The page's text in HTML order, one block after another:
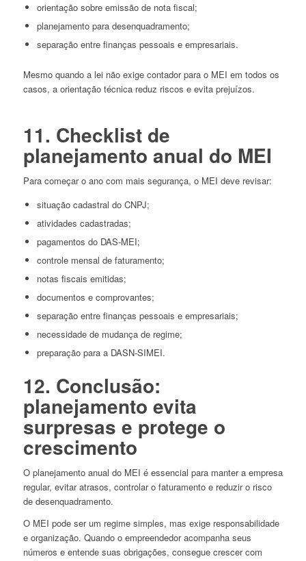
orientação sobre emissão de nota fiscal;
planejamento para desenquadramento;
separação entre finanças pessoais e empresariais.
Mesmo quando a lei não exige contador para o MEI em todos os
casos, a orientação técnica reduz riscos e evita prejuízos.
11. Checklist de
planejamento anual do MEI
Para começar o ano com mais segurança, o MEI deve revisar:
situação cadastral do CNPJ;
atividades cadastradas;
pagamentos do DAS-MEI;
controle mensal de faturamento;
notas fiscais emitidas;
documentos e comprovantes;
separação entre finanças pessoais e empresariais;
necessidade de mudança de regime;
preparação para a DASN-SIMEI.
12. Conclusão:
planejamento evita
surpresas e protege o
crescimento
O planejamento anual do MEI é essencial para manter a empresa
regular, evitar atrasos, controlar o faturamento e reduzir o risco
de desenquadramento.
O MEI pode ser um regime simples, mas exige responsabilidade
e organização. Quando o empreendedor acompanha seus
números e entende suas obrigações, consegue crescer com